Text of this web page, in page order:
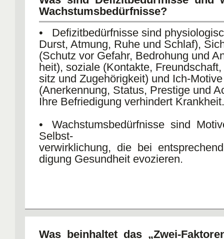
Wachstumsbedürfnisse?
• Defizitbedürfnisse sind
Durst, Atmung, Ruhe und Schlaf),
(Schutz vor Gefahr, Bedrohung und
heit), soziale (Kontakte,
sitz und Zugehörigkeit) und Ich-Motive
(Anerkennung, Status, Prestige und
Ihre Befriedigung verhindert Krankheit.
• Wachstumsbedürfnisse sind
Selbst-
verwirklichung, die bei
digung Gesundheit evozieren.
Was beinhaltet das „Zwei-